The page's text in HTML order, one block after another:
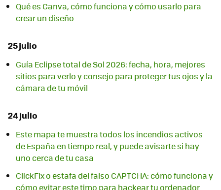
Qué es Canva, cómo funciona y cómo usarlo para
crear un diseño
25 julio
Guía Eclipse total de Sol 2026: fecha, hora, mejores
sitios para verlo y consejo para proteger tus ojos y la
cámara de tu móvil
24 julio
Este mapa te muestra todos los incendios activos
de España en tiempo real, y puede avisarte si hay
uno cerca de tu casa
ClickFix o estafa del falso CAPTCHA: cómo funciona y
cómo evitar este timo para hackear tu ordenador